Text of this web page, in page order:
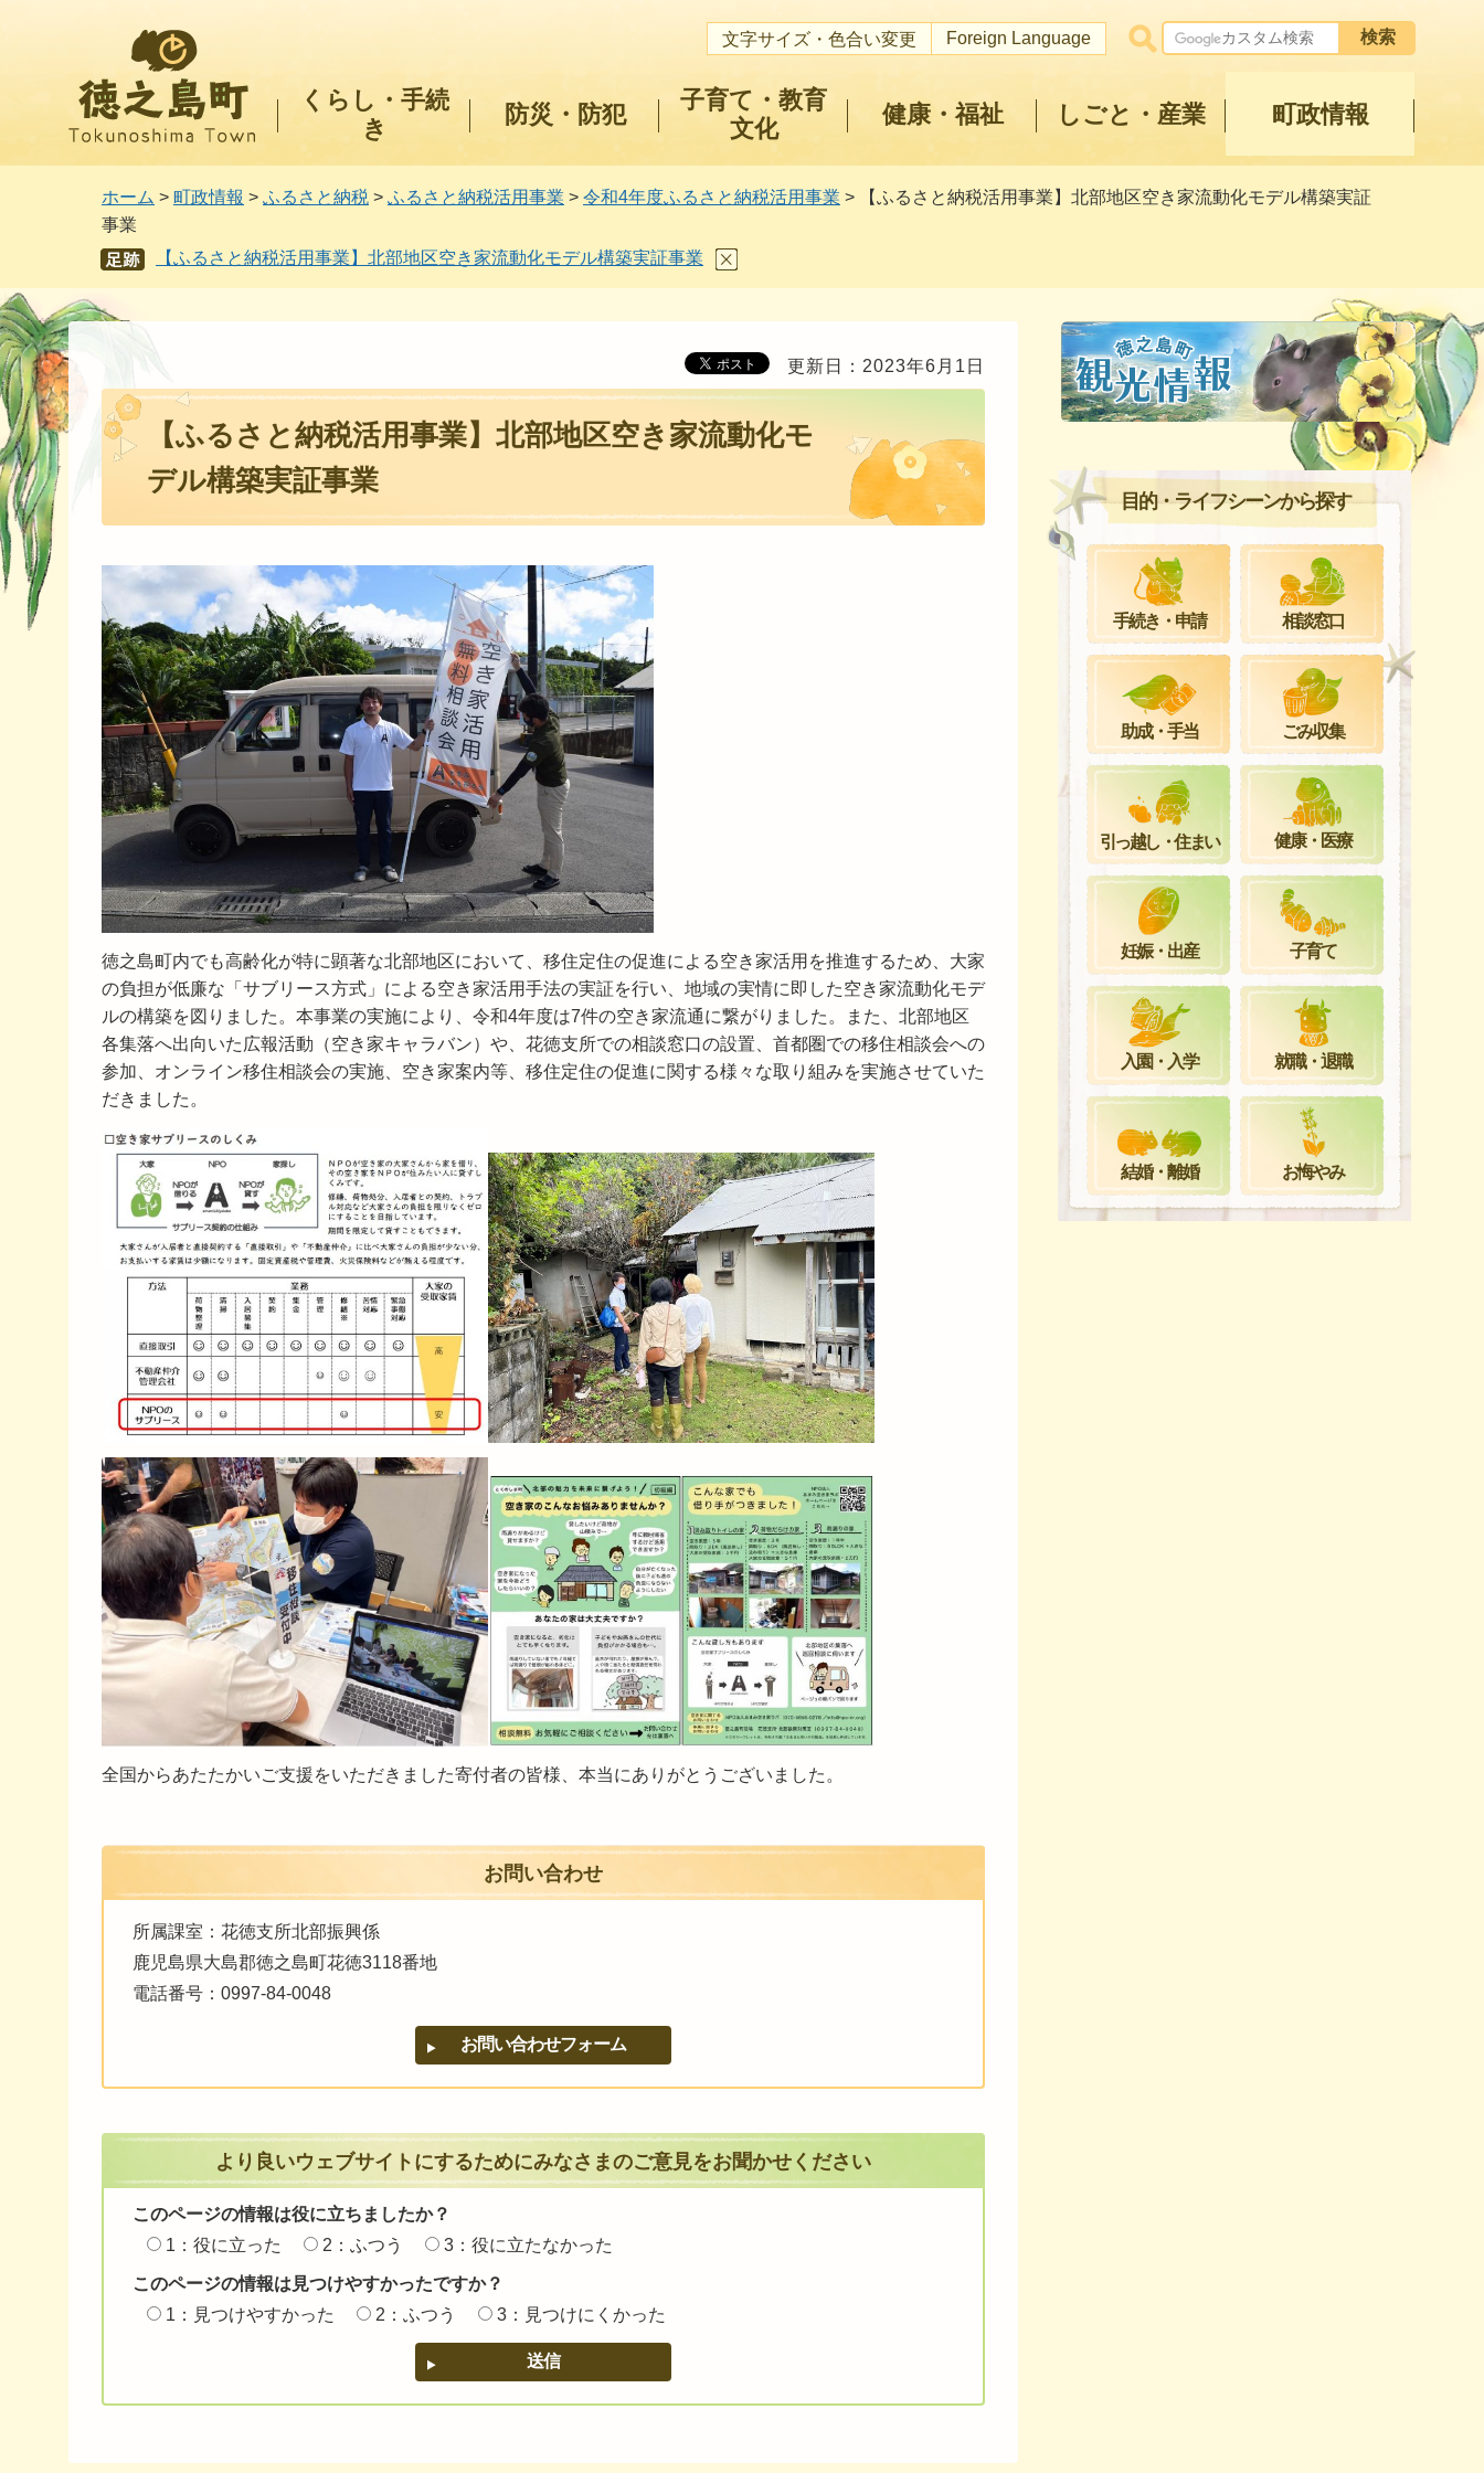
文字サイズ・色合い変更 Foreign Language
くらし・手続
き
防災・防犯
子育て・教育
文化
健康・福祉 しごと・産業 町政情報
ホーム > 町政情報 > ふるさと納税 > ふるさと納税活用事業 > 令和4年度ふるさと納税活用事業 > 【ふるさと納税活用事業】北部地区空き家流動化モデル構築実証
事業
あし
あと
【ふるさと納税活用事業】北部地区空き家流動化モデル構築実証事業
更新日：2023年6月1日
【ふるさと納税活用事業】北部地区空き家流動化モ
デル構築実証事業
徳之島町内でも高齢化が特に顕著な北部地区において、移住定住の促進による空き家活用を推進するため、大家
の負担が低廉な「サブリース方式」による空き家活用手法の実証を行い、地域の実情に即した空き家流動化モデ
ルの構築を図りました。本事業の実施により、令和4年度は7件の空き家流通に繋がりました。また、北部地区
各集落へ出向いた広報活動（空き家キャラバン）や、花徳支所での相談窓口の設置、首都圏での移住相談会への
参加、オンライン移住相談会の実施、空き家案内等、移住定住の促進に関する様々な取り組みを実施させていた
だきました。
全国からあたたかいご支援をいただきました寄付者の皆様、本当にありがとうございました。
お問い合わせ
所属課室：花徳支所北部振興係
鹿児島県大島郡徳之島町花徳3118番地
電話番号：0997-84-0048
より良いウェブサイトにするためにみなさまのご意見をお聞かせください
このページの情報は役に立ちましたか？
1：役に立った
2：ふつう 3：役に立たなかった
このページの情報は見つけやすかったですか？
1：見つけやすかった
2：ふつう 3：見つけにくかった
目的・ライフシーンから探す
手続き・申請 相談窓口
助成・手当 ごみ収集
引っ越し・住まい 健康・医療
妊娠・出産 子育て
入園・入学 就職・退職
結婚・離婚 お悔やみ